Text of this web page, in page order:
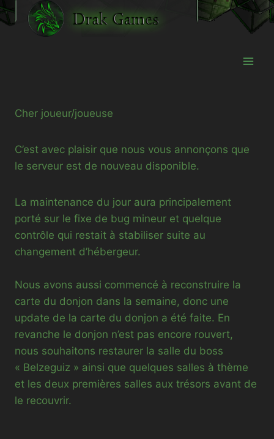
Aller
au
Cher joueur/joueuse
C’est avec plaisir que nous vous annonçons que
le serveur est de nouveau disponible.
La maintenance du jour aura principalement
porté sur le fixe de bug mineur et quelque
contrôle qui restait à stabiliser suite au
changement d’hébergeur.
Nous avons aussi commencé à reconstruire la
carte du donjon dans la semaine, donc une
update de la carte du donjon a été faite. En
revanche le donjon n’est pas encore rouvert,
nous souhaitons restaurer la salle du boss
« Belzeguiz » ainsi que quelques salles à thème
et les deux premières salles aux trésors avant de
le recouvrir.